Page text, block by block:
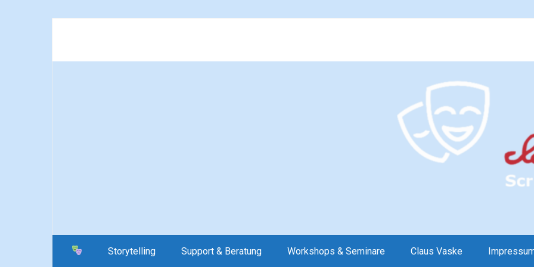
Storytelling Support & Beratung Workshops & Seminare Claus Vaske